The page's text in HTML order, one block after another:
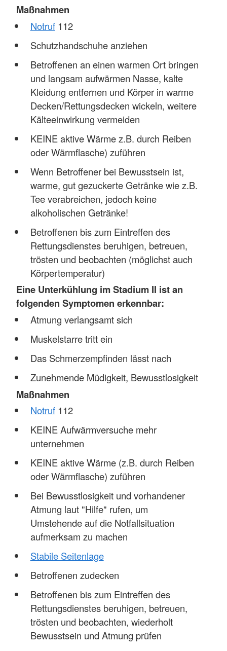
Maßnahmen
Notruf112
Schutzhandschuhe anziehen
Betroffenen an einen warmen Ort bringen
und langsam aufwärmen Nasse, kalte
Kleidung entfernen und Körper in warme
Decken/Rettungsdecken wickeln, weitere
Kälteeinwirkung vermeiden
KEINE aktive Wärme z.B. durch Reiben
oder Wärmflasche) zuführen
Wenn Betroffener bei Bewusstsein ist,
warme, gut gezuckerte Getränke wie z.B.
Tee verabreichen, jedoch keine
alkoholischen Getränke!
Betroffenen bis zum Eintreffen des
Rettungsdienstes beruhigen, betreuen,
trösten und beobachten (möglichst auch
Körpertemperatur)
Eine Unterkühlung im Stadium II ist an
folgenden Symptomen erkennbar:
Atmung verlangsamt sich
Muskelstarre tritt ein
Das Schmerzempfinden lässt nach
Zunehmende Müdigkeit, Bewusstlosigkeit
Maßnahmen
Notruf112
KEINE Aufwärmversuche mehr
unternehmen
KEINE aktive Wärme (z.B. durch Reiben
oder Wärmflasche) zuführen
Bei Bewusstlosigkeit und vorhandener
Atmung laut "Hilfe" rufen, um
Umstehende auf die Notfallsituation
aufmerksam zu machen
Stabile Seitenlage
Betroffenen zudecken
Betroffenen bis zum Eintreffen des
Rettungsdienstes beruhigen, betreuen,
trösten und beobachten, wiederholt
Bewusstsein und Atmung prüfen